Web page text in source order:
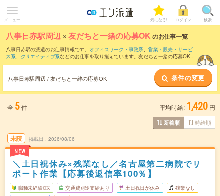
メニュー 気になる! ログイン 検索
八事日赤駅周辺 ×友だちと一緒の応募OK のお仕事一覧
八事日赤駅の派遣のお仕事情報です。 オフィスワーク・事務系、 営業・販売・サービ
ス系、 クリエイティブ系などのお仕事を取り揃えています。友だちと一緒の応募OKの
八事日赤駅周辺 / 友だちと一緒の応募OK 条件の変更
全 5件 平均時給: 1,420 円
新着順 時給順
未読
NEW
掲載日 2026/08/06
＼土日祝休み×残業なし／名古屋第二病院でサ
ポート作業【応募後返信率100％】
職種未経験OK 交通費別途支給あり 土日祝日が休み 残業なし